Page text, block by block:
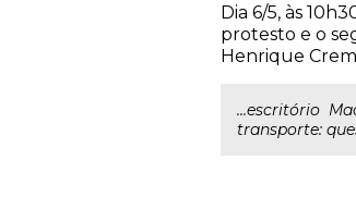
Dia 6/5, às
protesto e o
Henrique
...escritório
transporte: